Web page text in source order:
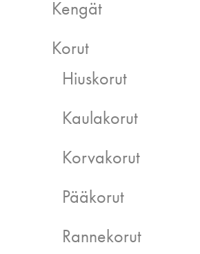
Kengät
Korut
Hiuskorut
Kaulakorut
Korvakorut
Pääkorut
Rannekorut